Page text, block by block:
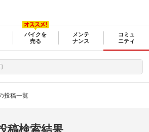
バイクを
売る
メンテ
ナンス
コミュ
ニティ
投稿一覧
稿検索結果